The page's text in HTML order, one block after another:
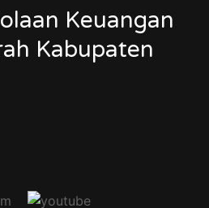
Keuangan
Kabupaten